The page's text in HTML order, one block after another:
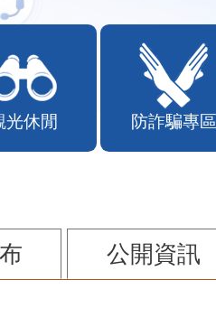
光休閒 防詐騙專區
公開資訊